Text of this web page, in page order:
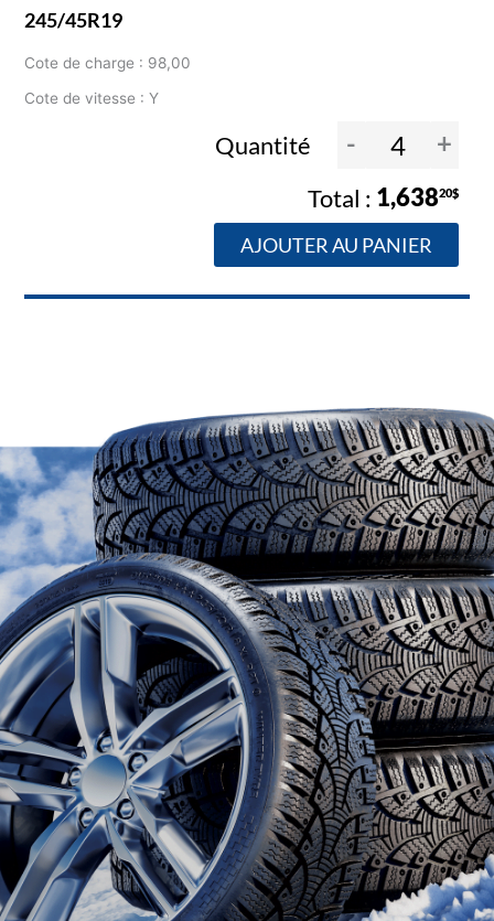
245/45R19
Cote de charge : 98,00
Cote de vitesse : Y
Quantité - +
1,63820$
AJOUTER AU PANIER